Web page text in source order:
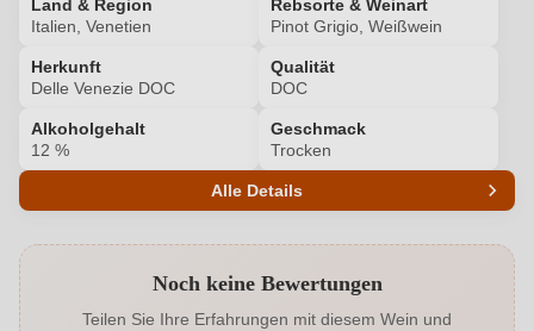
Land & Region
Italien, Venetien
Rebsorte & Weinart
Pinot Grigio, Weißwein
Herkunft
Delle Venezie DOC
Qualität
DOC
Alkoholgehalt
12 %
Geschmack
Trocken
Alle Details
Alkoholgehalt in % 12 %
Noch keine Bewertungen
Teilen Sie Ihre Erfahrungen mit diesem Wein und